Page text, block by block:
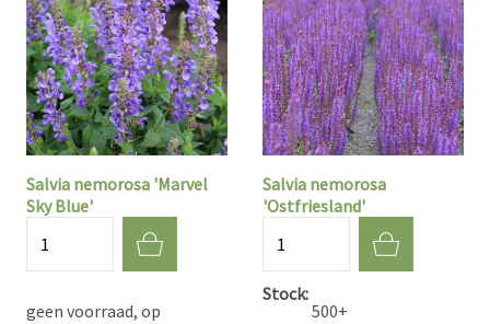
Salvia nemorosa 'Marvel
Sky Blue'
geen voorraad, op
Salvia nemorosa
'Ostfriesland'
Stock
500+